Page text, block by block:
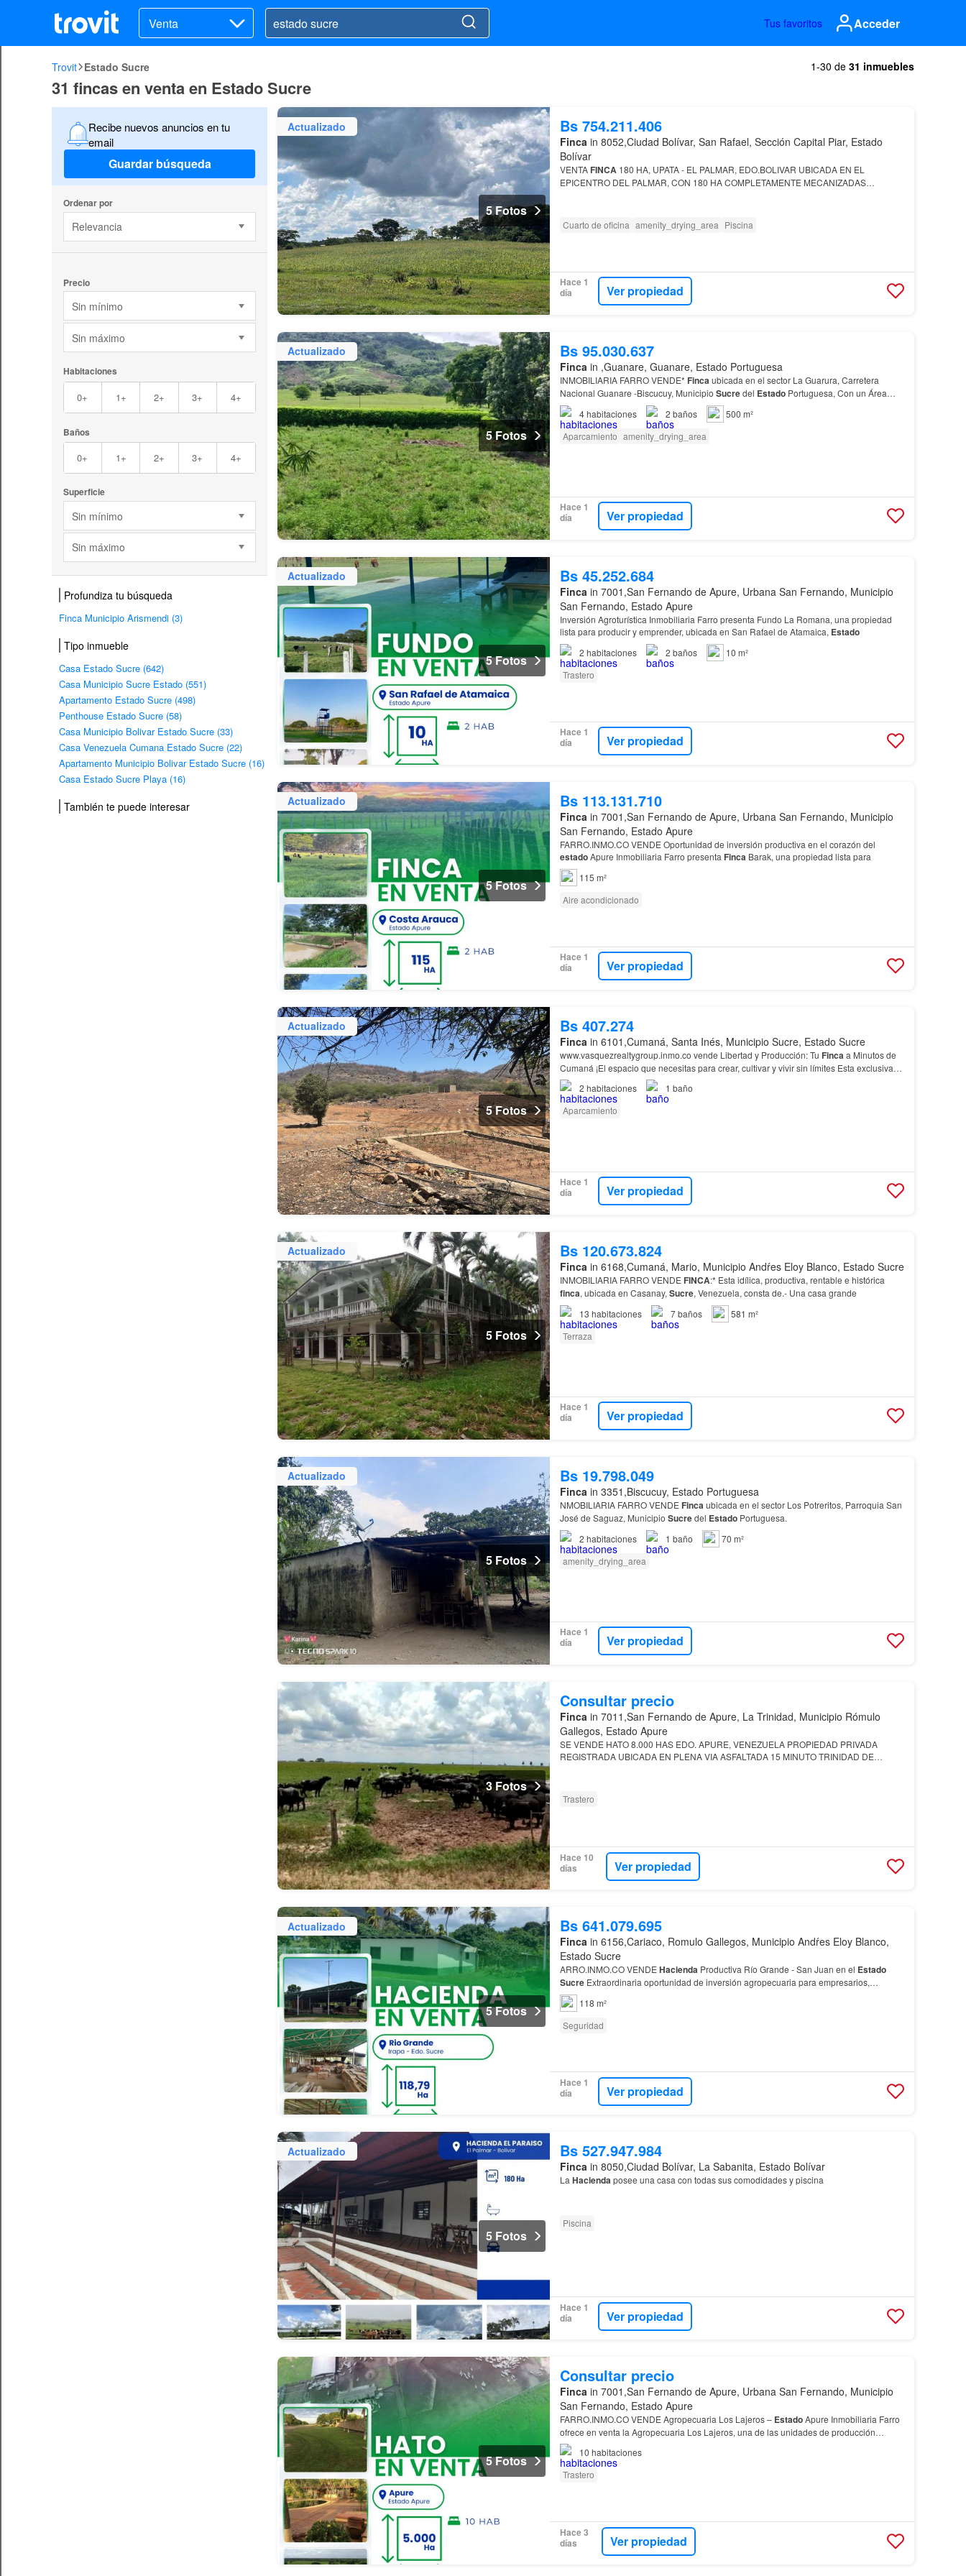
Venta Tus favoritos Acceder
Trovit Estado Sucre 1-30 de 31 inmuebles
31 fincas en venta en Estado Sucre
Recibe nuevos anuncios en tu
email
Guardar búsqueda
Ordenar por
Relevancia
Precio
Sin mínimo
Sin máximo
Habitaciones
0+ 1+ 2+ 3+ 4+
Baños
0+ 1+ 2+ 3+ 4+
Superficie
Sin mínimo
Sin máximo
Profundiza tu búsqueda
Finca Municipio Arismendi (3)
Tipo inmueble
Casa Estado Sucre (642)
Casa Municipio Sucre Estado (551)
Apartamento Estado Sucre (498)
Penthouse Estado Sucre (58)
Casa Municipio Bolivar Estado Sucre (33)
Casa Venezuela Cumana Estado Sucre (22)
Apartamento Municipio Bolivar Estado Sucre (16)
Casa Estado Sucre Playa (16)
También te puede interesar
Actualizado
5 Fotos
Bs 754.211.406
Fincain 8052,Ciudad Bolívar, San Rafael, Sección Capital Piar, Estado
Bolívar
VENTA FINCA 180 HA, UPATA - EL PALMAR, EDO.BOLIVAR UBICADA EN EL
EPICENTRO DEL PALMAR, CON 180 HA COMPLETAMENTE MECANIZADAS…
Cuarto de oficina amenity_drying_area Piscina
Hace 1
día
Ver propiedad
Actualizado
5 Fotos
Bs 95.030.637
Finca in ,Guanare, Guanare, Estado Portuguesa
INMOBILIARIA FARRO VENDE* Fincaubicada en el sector La Guarura, Carretera
Nacional Guanare -Biscucuy, Municipio Sucredel EstadoPortuguesa, Con un Área
*Posee pozo en común (de la comunidad), se abastece de agua por graveda…
4habitaciones 2 baños
500 m²
Aparcamiento amenity_drying_area
Hace 1
día
Ver propiedad
Actualizado
5 Fotos
Bs 45.252.684
Finca in 7001,San Fernando de Apure, Urbana San Fernando, Municipio
San Fernando, Estado Apure
Inversión Agroturística Inmobiliaria Farro presenta Fundo La Romana, una propiedad
lista para producir y emprender, ubicada en San Rafael de Atamaica, Estado
2 habitaciones 2 baños
10 m²
Trastero
Hace 1
día
Ver propiedad
Actualizado
5 Fotos
Bs 113.131.710
Finca in 7001,San Fernando de Apure, Urbana San Fernando, Municipio
San Fernando, Estado Apure
FARRO.INMO.CO VENDE Oportunidad de inversión productiva en el corazón del
estadoApure Inmobiliaria Farro presenta Finca Barak, una propiedad lista para
115 m²
Aire acondicionado
Hace 1
día
Ver propiedad
Actualizado
5 Fotos
Bs 407.274
Finca in 6101,Cumaná, Santa Inés, Municipio Sucre, Estado Sucre
www.vasquezrealtygroup.inmo.co vende Libertad y Producción: Tu Fincaa Minutos de
Cumaná ¡El espacio que necesitas para crear, cultivar y vivir sin límites Esta exclusiva
propiedad dual (Terreno + Casa pña) en Cautaro, Estado…
2 habitaciones 1 baño
Aparcamiento
Hace 1
día
Ver propiedad
Actualizado
5 Fotos
Bs 120.673.824
Finca in 6168,Cumaná, Mario, Municipio Andŕes Eloy Blanco, Estado Sucre
INMOBILIARIA FARRO VENDE FINCA:* Esta idílica, productiva, rentable e histórica
finca, ubicada en Casanay, Sucre, Venezuela, consta de.- Una casa grande
13 habitaciones 7baños
581 m²
Terraza
Hace 1
día
Ver propiedad
Actualizado
5 Fotos
Bs 19.798.049
Finca in 3351,Biscucuy, Estado Portuguesa
NMOBILIARIA FARRO VENDE Fincaubicada en el sector Los Potreritos, Parroquia San
José de Saguaz, Municipio Sucredel EstadoPortuguesa.
2 habitaciones 1 baño
70 m²
amenity_drying_area
Hace 1
día
Ver propiedad
3 Fotos
Consultar precio
Finca in 7011,San Fernando de Apure, La Trinidad, Municipio Rómulo
Gallegos, Estado Apure
SE VENDE HATO 8.000 HAS EDO. APURE, VENEZUELA PROPIEDAD PRIVADA
REGISTRADA UBICADA EN PLENA VIA ASFALTADA 15 MINUTO TRINIDAD DE
Trastero
Hace 10
días
Ver propiedad
Actualizado
5 Fotos
Bs 641.079.695
Fincain 6156,Cariaco, Romulo Gallegos, Municipio Andŕes Eloy Blanco,
Estado Sucre
ARRO.INMO.CO VENDE Hacienda Productiva Río Grande - San Juan en el Estado
SucreExtraordinaria oportunidad de inversión agropecuaria para empresarios,
Ubicación: Sector Río Grande - Bachaquero Municipio Mariño,
118 m²
Seguridad
Hace 1
día
Ver propiedad
Actualizado
5 Fotos
Bs 527.947.984
Fincain 8050,Ciudad Bolívar, La Sabanita, Estado Bolívar
La Haciendaposee una casa con todas sus comodidades y piscina
Piscina
Hace 1
día
Ver propiedad
5 Fotos
Consultar precio
Fincain 7001,San Fernando de Apure, Urbana San Fernando, Municipio
San Fernando, Estado Apure
FARRO.INMO.CO VENDE Agropecuaria Los Lajeros – EstadoApure Inmobiliaria Farro
ofrece en venta la Agropecuaria Los Lajeros, una de las unidades de producción
Ubicación:
10 habitaciones
Trastero
Hace 3
días
Ver propiedad